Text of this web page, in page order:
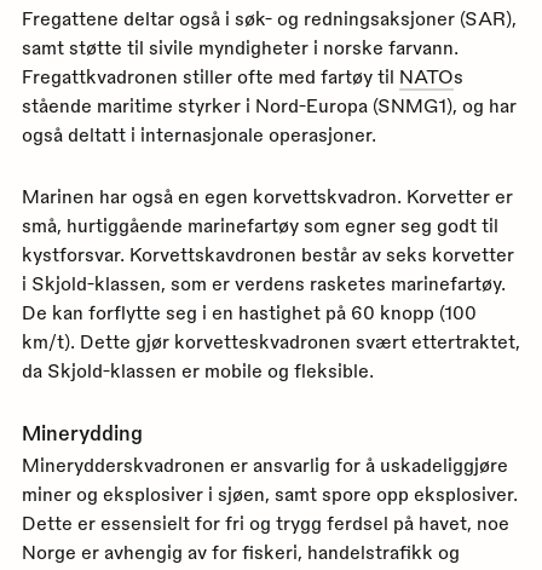
Fregattene deltar også i søk- og redningsaksjoner (SAR),
samt støtte til sivile myndigheter i norske farvann.
Fregattkvadronen stiller ofte med fartøy til NATOs
stående maritime styrker i Nord-Europa (SNMG1), og har
også deltatt i internasjonale operasjoner.
Marinen har også en egen korvettskvadron. Korvetter er
små, hurtiggående marinefartøy som egner seg godt til
kystforsvar. Korvettskavdronen består av seks korvetter
i Skjold-klassen, som er verdens rasketes marinefartøy.
De kan forflytte seg i en hastighet på 60 knopp (100
km/t). Dette gjør korvetteskvadronen svært ettertraktet,
da Skjold-klassen er mobile og fleksible.
Minerydding
Minerydderskvadronen er ansvarlig for å uskadeliggjøre
miner og eksplosiver i sjøen, samt spore opp eksplosiver.
Dette er essensielt for fri og trygg ferdsel på havet, noe
Norge er avhengig av for fiskeri, handelstrafikk og